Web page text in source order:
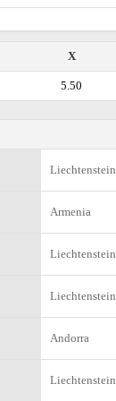
X
5.50
Liechtenstein
Armenia
Liechtenstein
Liechtenstein
Andorra
Liechtenstein